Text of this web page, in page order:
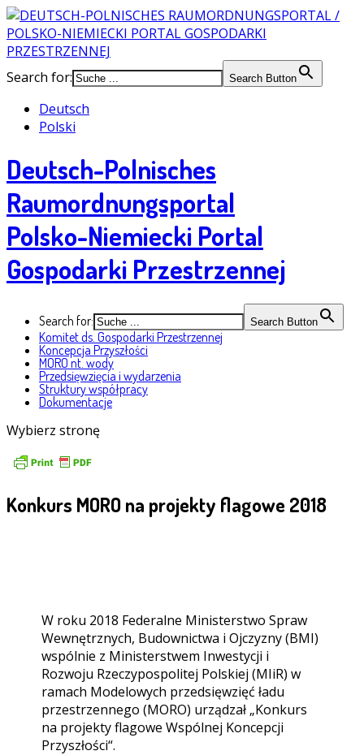
Search for: Search Button
Deutsch
Polski
Deutsch-Polnisches
Raumordnungsportal
Polsko-Niemiecki Portal
Gospodarki Przestrzennej
Search for: Search Button
Komitet ds. Gospodarki Przestrzennej
Koncepcja Przyszłości
MORO nt. wody
Przedsięwzięcia i wydarzenia
Struktury współpracy
Dokumentacje
Wybierz stronę
Konkurs MORO na projekty flagowe 2018
W roku 2018 Federalne Ministerstwo Spraw
Wewnętrznych, Budownictwa i Ojczyzny (BMI)
wspólnie z Ministerstwem Inwestycji i
Rozwoju Rzeczypospolitej Polskiej (MIiR) w
ramach Modelowych przedsięwzięć ładu
przestrzennego (MORO) urządzał „Konkurs
na projekty flagowe Wspólnej Koncepcji
Przyszłości“.